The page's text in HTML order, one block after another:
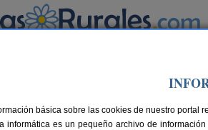
Busca
Rurales cerca de
básica sobre las cookies de nuestro portal
informática es un pequeño archivo de